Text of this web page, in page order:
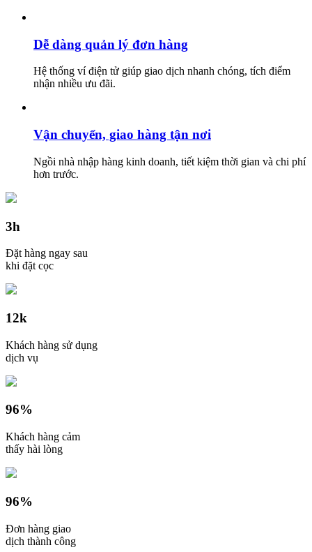
Dễ dàng quản lý đơn hàng
Hệ thống ví điện tử giúp giao dịch nhanh chóng, tích điểm
nhận nhiều ưu đãi.
Vận chuyển, giao hàng tận nơi
Ngồi nhà nhập hàng kinh doanh, tiết kiệm thời gian và chi phí
hơn trước.
3h
Đặt hàng ngay sau
khi đặt cọc
12k
Khách hàng sử dụng
dịch vụ
96%
Khách hàng cảm
thấy hài lòng
96%
Đơn hàng giao
dịch thành công